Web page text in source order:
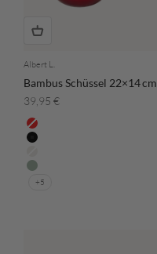
Albert L.
Bambus Schüssel 22×14 cm
Angebot
39,95 €
Farbe
Rot
Schwarz
Weiss
Eisblau
+5